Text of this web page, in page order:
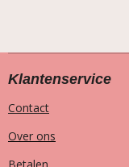
Klantenservice
Contact
Over ons